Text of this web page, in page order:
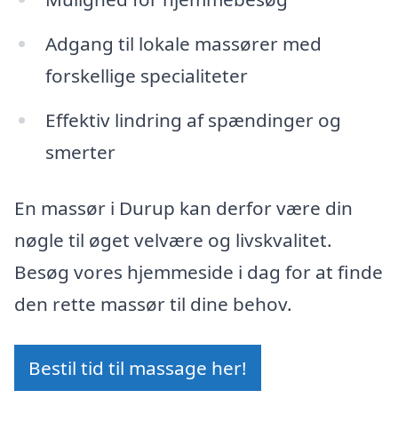
Adgang til lokale massører med
forskellige specialiteter
Effektiv lindring af spændinger og
smerter
En massør i Durup kan derfor være din
nøgle til øget velvære og livskvalitet.
Besøg vores hjemmeside i dag for at finde
den rette massør til dine behov.
Bestil tid til massage her!